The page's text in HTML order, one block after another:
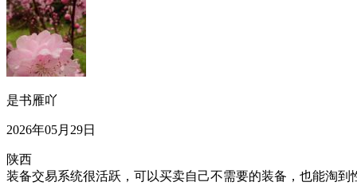
是书雁吖
2026年05月29日
陕西
装备交易系统很活跃，可以买卖自己不需要的装备，也能淘到